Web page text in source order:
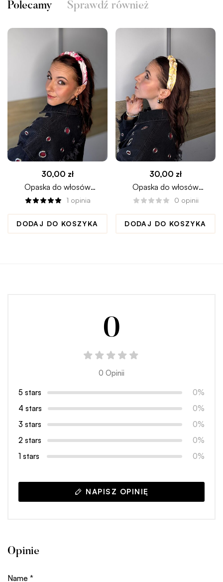
Polecamy Sprawdź również
30,00 zł
Opaska do włosów
BELLISSIMA
1 opinia
DODAJ DO KOSZYKA
30,00 zł
Opaska do włosów
BANANASMOOTHIE
0 opinii
DODAJ DO KOSZYKA
0
0 Opinii
5 stars
0%
4 stars
0%
3 stars
0%
2 stars
0%
1 stars
0%
NAPISZ OPINIĘ
Opinie
Name *